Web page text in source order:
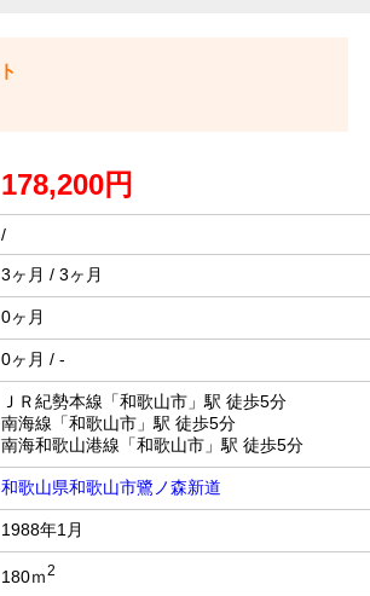
178,200円
/
3ヶ月 / 3ヶ月
0ヶ月
0ヶ月 / -
ＪＲ紀勢本線「和歌山市」駅 徒歩5分
南海線「和歌山市」駅 徒歩5分
南海和歌山港線「和歌山市」駅 徒歩5分
和歌山県和歌山市鷺ノ森新道
1988年1月
180ｍ2